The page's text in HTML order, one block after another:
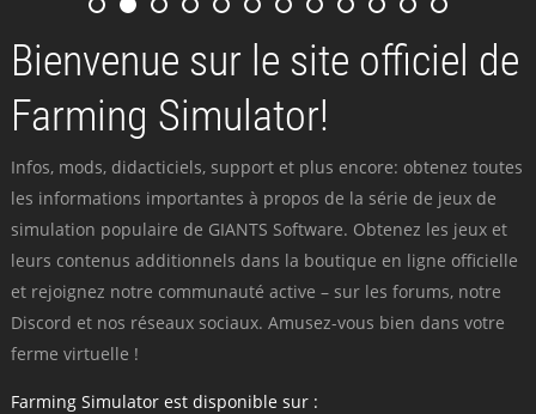
Bienvenue sur le site officiel de
Farming Simulator!
Infos, mods, didacticiels, support et plus encore: obtenez toutes
les informations importantes à propos de la série de jeux de
simulation populaire de GIANTS Software. Obtenez les jeux et
leurs contenus additionnels dans la boutique en ligne officielle
et rejoignez notre communauté active – sur les forums, notre
Discord et nos réseaux sociaux. Amusez-vous bien dans votre
ferme virtuelle !
Farming Simulator est disponible sur :